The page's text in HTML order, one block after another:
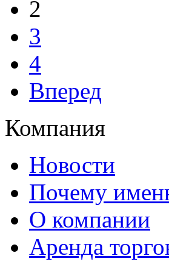
2
3
4
Вперед
Компания
Новости
Почему
О компании
Аренда